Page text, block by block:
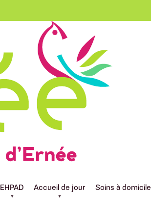
EHPAD Accueil de jour Soins à domicile